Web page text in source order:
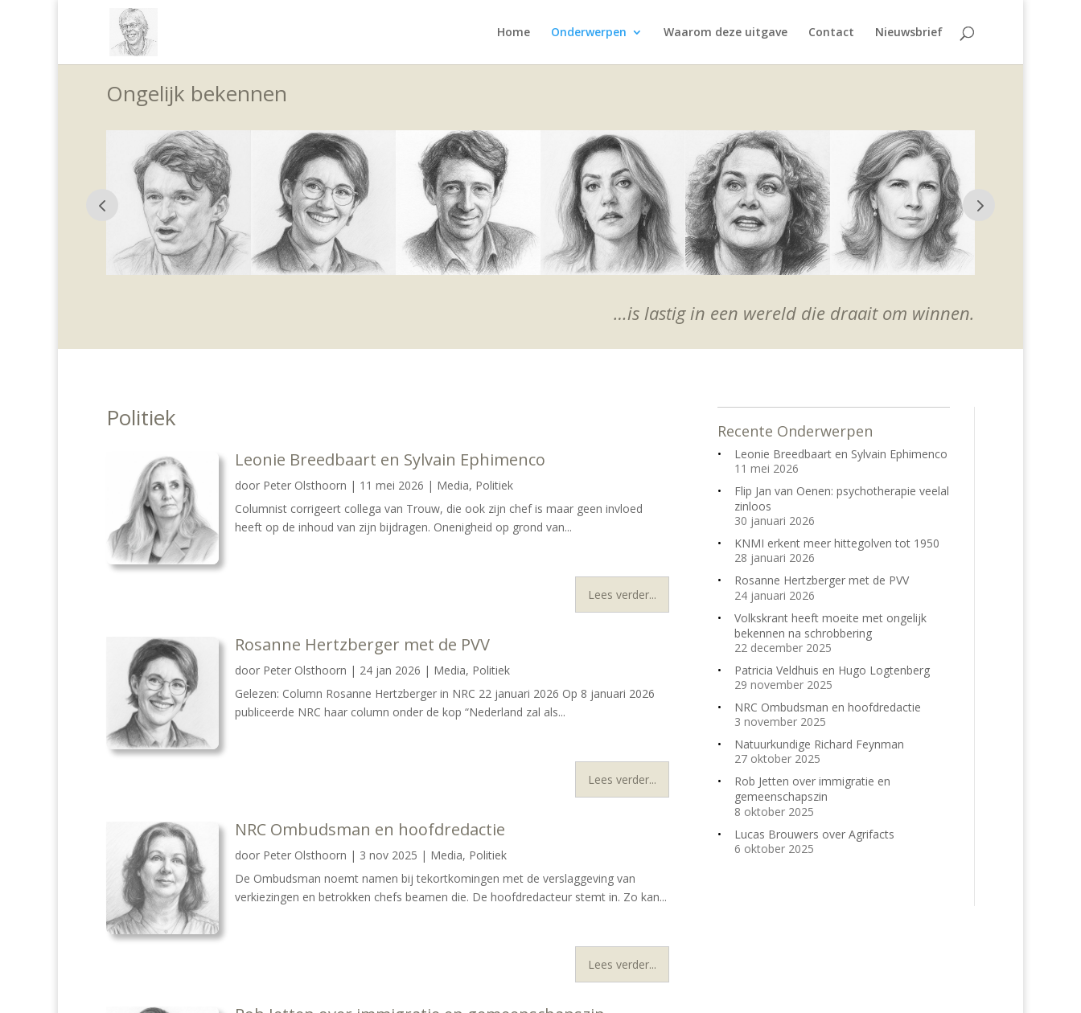
Home Onderwerpen Waarom deze uitgave Contact Nieuwsbrief
Ongelijk bekennen
…is lastig in een wereld die draait om winnen.
Politiek
Leonie Breedbaart en Sylvain Ephimenco
door Peter Olsthoorn | 11 mei 2026 | Media, Politiek
Columnist corrigeert collega van Trouw, die ook zijn chef is maar geen invloed
heeft op de inhoud van zijn bijdragen. Onenigheid op grond van...
Lees verder...
Rosanne Hertzberger met de PVV
door Peter Olsthoorn | 24 jan 2026 | Media, Politiek
Gelezen: Column Rosanne Hertzberger in NRC 22 januari 2026 Op 8 januari 2026
publiceerde NRC haar column onder de kop “Nederland zal als...
Lees verder...
NRC Ombudsman en hoofdredactie
door Peter Olsthoorn | 3 nov 2025 | Media, Politiek
De Ombudsman noemt namen bij tekortkomingen met de verslaggeving van
verkiezingen en betrokken chefs beamen die. De hoofdredacteur stemt in. Zo kan...
Lees verder...
Recente Onderwerpen
Leonie Breedbaart en Sylvain Ephimenco
11 mei 2026
Flip Jan van Oenen: psychotherapie veelal
zinloos
30 januari 2026
KNMI erkent meer hittegolven tot 1950
28 januari 2026
Rosanne Hertzberger met de PVV
24 januari 2026
Volkskrant heeft moeite met ongelijk
bekennen na schrobbering
22 december 2025
Patricia Veldhuis en Hugo Logtenberg
29 november 2025
NRC Ombudsman en hoofdredactie
3 november 2025
Natuurkundige Richard Feynman
27 oktober 2025
Rob Jetten over immigratie en
gemeenschapszin
8 oktober 2025
Lucas Brouwers over Agrifacts
6 oktober 2025